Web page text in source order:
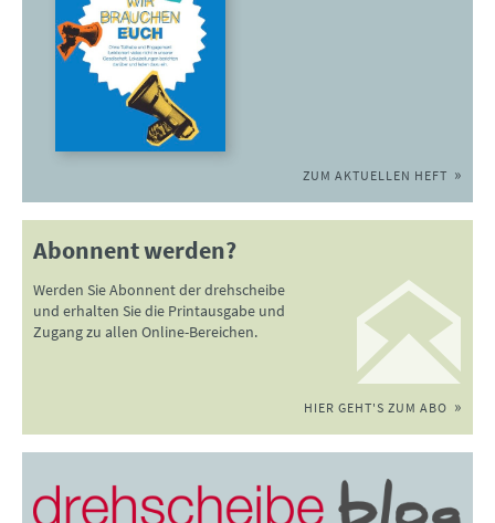
ZUM AKTUELLEN HEFT
Abonnent werden?
Werden Sie Abonnent der drehscheibe
und erhalten Sie die Printausgabe und
Zugang zu allen Online-Bereichen.
HIER GEHT'S ZUM ABO